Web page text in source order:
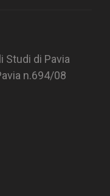
Studi di Pavia
n.694/08